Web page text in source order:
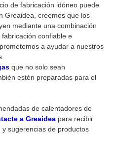
de fabricación idóneo puede
Greaidea, creemos que los
mediante una combinación
confiable e
a ayudar a nuestros
que no solo sean
estén preparadas para el
de calentadores de
a Greaidea para recibir
sugerencias de productos